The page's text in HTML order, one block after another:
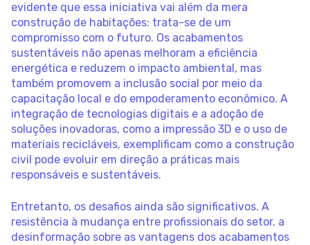
evidente que essa iniciativa vai além da mera
construção de habitações: trata-se de um
compromisso com o futuro. Os acabamentos
sustentáveis não apenas melhoram a eficiência
energética e reduzem o impacto ambiental, mas
também promovem a inclusão social por meio da
capacitação local e do empoderamento econômico. A
integração de tecnologias digitais e a adoção de
soluções inovadoras, como a impressão 3D e o uso de
materiais recicláveis, exemplificam como a construção
civil pode evoluir em direção a práticas mais
responsáveis e sustentáveis.
Entretanto, os desafios ainda são significativos. A
resistência à mudança entre profissionais do setor, a
desinformação sobre as vantagens dos acabamentos